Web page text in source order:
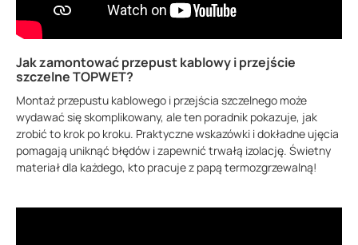
Jak zamontować przepust kablowy i przejście
szczelne TOPWET?
Montaż przepustu kablowego i przejścia szczelnego może
wydawać się skomplikowany, ale ten poradnik pokazuje, jak
zrobić to krok po kroku. Praktyczne wskazówki i dokładne ujęcia
pomagają uniknąć błędów i zapewnić trwałą izolację. Świetny
materiał dla każdego, kto pracuje z papą termozgrzewalną!